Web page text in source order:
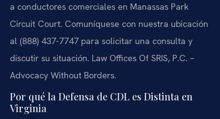
a conductores comerciales en Manassas Park
Circuit Court. Comuníquese con nuestra ubicación
al (888) 437-7747 para solicitar una consulta y
discutir su situación. Law Offices Of SRIS, P.C. –
Advocacy Without Borders.
Por qué la Defensa de CDL es Distinta en
Virginia